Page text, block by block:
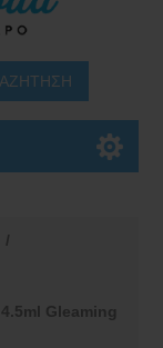
/
Gleaming